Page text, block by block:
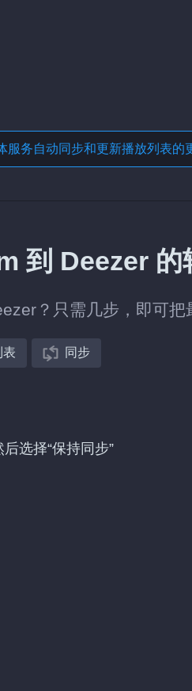
服务自动同步和更新播放列表的
到 Deezer 的
？只需几步，即可把
表 同步
选择“保持同步”